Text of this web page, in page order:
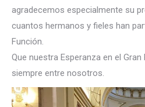
agradecemos especialmente su
cuantos hermanos y fieles han
Función.
Que nuestra Esperanza en el
siempre entre nosotros.